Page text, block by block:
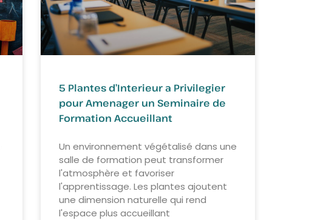
5 Plantes d’Interieur a Privilegier
pour Amenager un Seminaire de
Formation Accueillant
Un environnement végétalisé dans une
salle de formation peut transformer
l'atmosphère et favoriser
l'apprentissage. Les plantes ajoutent
une dimension naturelle qui rend
l'espace plus accueillant